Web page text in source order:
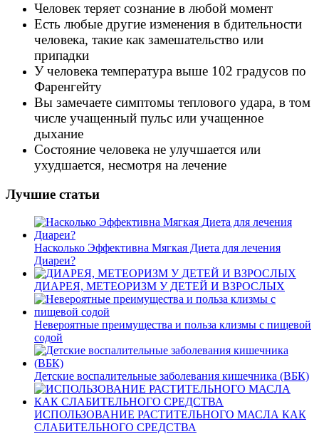
Человек теряет сознание в любой момент
Есть любые другие изменения в бдительности
человека, такие как замешательство или
припадки
У человека температура выше 102 градусов по
Фаренгейту
Вы замечаете симптомы теплового удара, в том
числе учащенный пульс или учащенное
дыхание
Состояние человека не улучшается или
ухудшается, несмотря на лечение
Лучшие статьи
Насколько Эффективна Мягкая Диета для лечения
Диареи?
ДИАРЕЯ, МЕТЕОРИЗМ У ДЕТЕЙ И ВЗРОСЛЫХ
Невероятные преимущества и польза клизмы с пищевой
содой
Детские воспалительные заболевания кишечника (ВБК)
ИСПОЛЬЗОВАНИЕ РАСТИТЕЛЬНОГО МАСЛА КАК
СЛАБИТЕЛЬНОГО СРЕДСТВА